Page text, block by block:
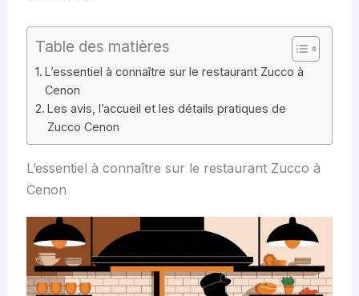
Table des matières
L’essentiel à connaître sur le restaurant Zucco à
Cenon
Les avis, l’accueil et les détails pratiques de
Zucco Cenon
L’essentiel à connaître sur le restaurant Zucco à
Cenon